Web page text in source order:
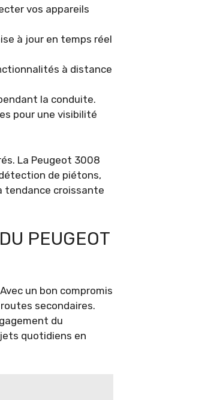
vos appareils
à jour en temps réel
à distance
la conduite.
pour une visibilité
La Peugeot 3008
de piétons,
tendance croissante
PEUGEOT
un bon compromis
secondaires.
du
quotidiens en